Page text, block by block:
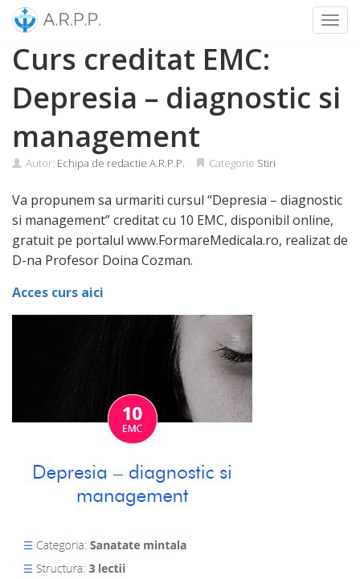
SkipCurs creditat EMC:
Depresia – diagnostic si
management
Autor: Echipa de redactie A.R.P.P. Categorie Stiri
Va propunem sa urmariti cursul “Depresia – diagnostic
si management” creditat cu 10 EMC, disponibil online,
gratuit pe portalul www.FormareMedicala.ro, realizat de
D-na Profesor Doina Cozman.
Acces curs aici